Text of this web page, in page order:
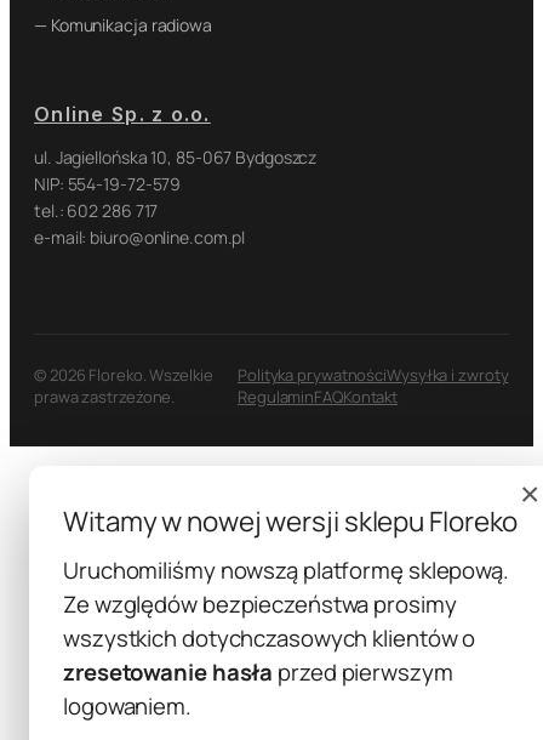
— Komunikacja radiowa
Online Sp. z o.o.
ul. Jagiellońska 10, 85-067 Bydgoszcz
NIP: 554-19-72-579
tel.: 602 286 717
e-mail: biuro@online.com.pl
© 2026 Floreko. Wszelkie
prawa zastrzeżone.
Polityka prywatnościWysyłka i zwroty
RegulaminFAQKontakt
×
Witamy w nowej wersji sklepu Floreko
Uruchomiliśmy nowszą platformę sklepową.
Ze względów bezpieczeństwa prosimy
wszystkich dotychczasowych klientów o
zresetowanie hasła przed pierwszym
logowaniem.